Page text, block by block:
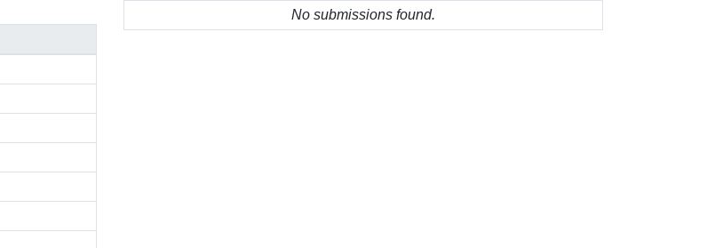
No submissions found.